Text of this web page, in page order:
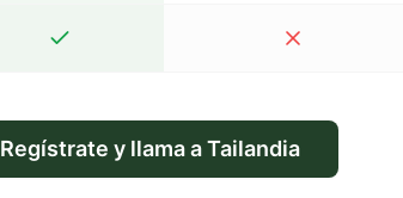
Regístrate y llama a Tailandia